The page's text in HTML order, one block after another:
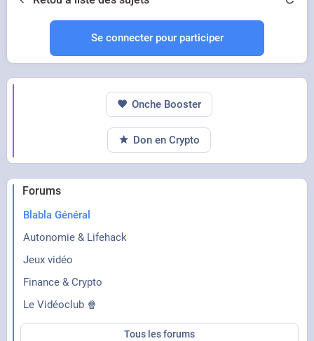
Se connecter pour participer
Forums
Blabla Général
Autonomie & Lifehack
Jeux vidéo
Finance & Crypto
Le Vidéoclub 🍿
Tous les forums
Onche Booster
Don en Crypto